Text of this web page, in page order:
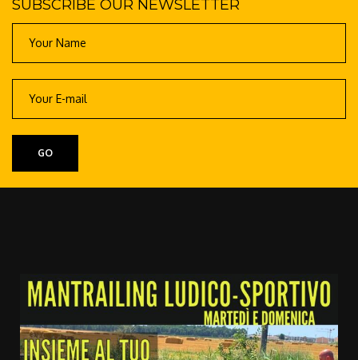
SUBSCRIBE OUR NEWSLETTER